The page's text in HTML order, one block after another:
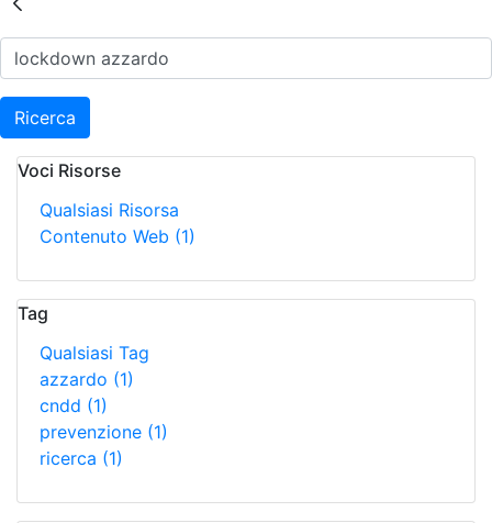
Ricerca
Voci Risorse
Qualsiasi Risorsa
Contenuto Web (1)
Tag
Qualsiasi Tag
azzardo (1)
cndd (1)
prevenzione (1)
ricerca (1)